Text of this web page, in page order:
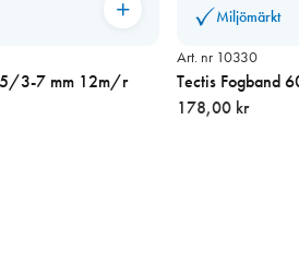
3-7 mm 12m/r
Miljömärkt
Art. nr 10330
Tectis Fogband
178,00 kr